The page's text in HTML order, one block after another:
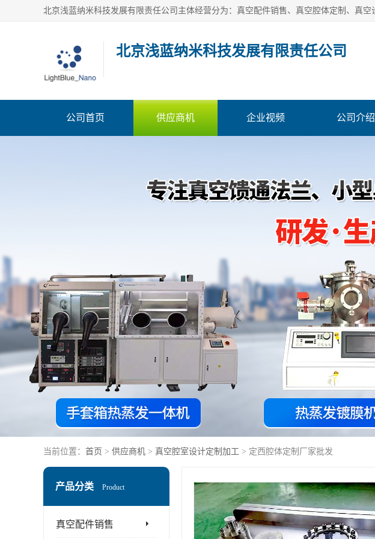
北京浅蓝纳米科技发展有限责任公司
公司首页 供应商机 企业视频 公司介绍
当前位置： 首页 > 供应商机 > 真空腔室设计定制加工 > 定西腔体定制厂家批发
产品分类 Product
真空配件销售